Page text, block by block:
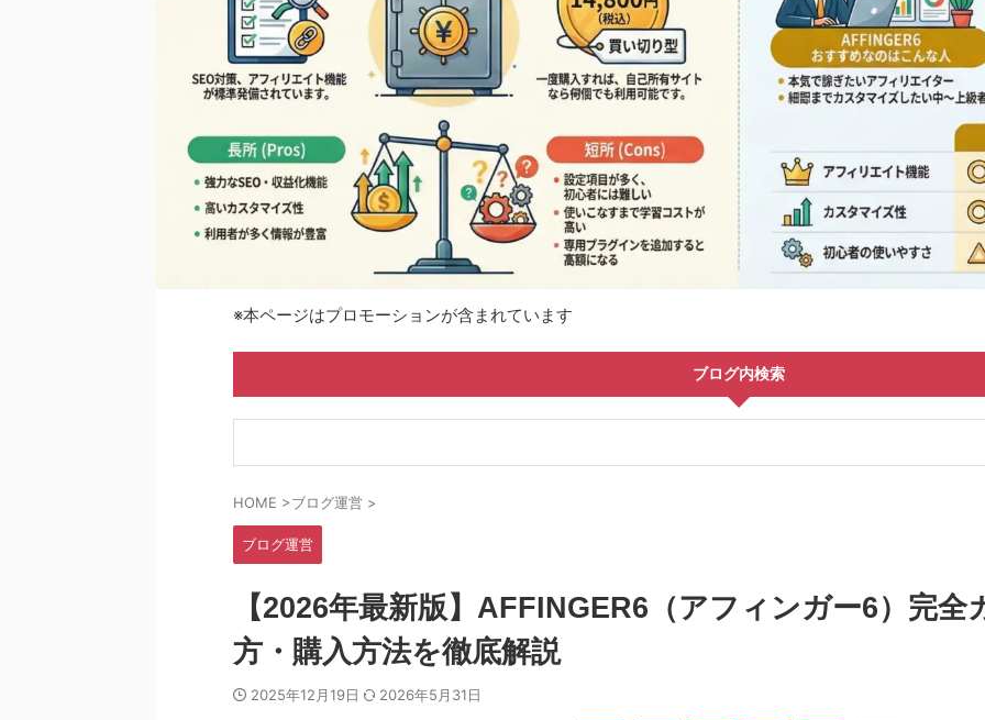
※本ページはプロモーションが含まれています
ブログ内検索
HOME >ブログ運営 >
ブログ運営
【2026年最新版】AFFINGER6（アフィンガー6）完全
方・購入方法を徹底解説
2025年12月19日 2026年5月31日